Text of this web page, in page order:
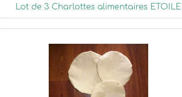
Lot de 3 Charlottes alimentaires ETOILE